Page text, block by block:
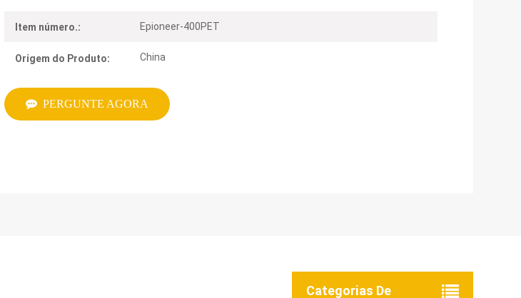
Item número.: Epioneer-400PET
Origem do Produto: China
PERGUNTE AGORA
Categorias De